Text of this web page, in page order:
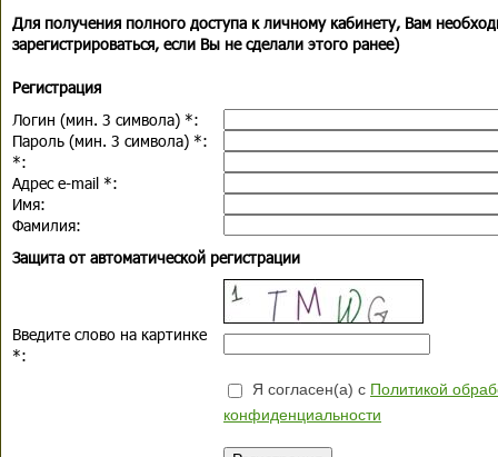
Для получения полного доступа к личному кабинету, Вам
зарегистрироваться, если Вы не сделали этого ранее)
Регистрация
Логин (мин. 3 символа) *:
Пароль (мин. 3 символа) *:
*:
Адрес e-mail *:
Имя:
Фамилия:
Защита от автоматической регистрации
Введите слово на картинке
*:
Я согласен(а) с Политикой
конфиденциальности